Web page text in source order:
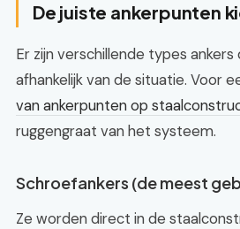
De juiste ankerpunten
Er zijn verschillende types ankers
afhankelijk van de situatie. Voor
van ankerpunten op
ruggengraat van het systeem.
Schroefankers (de meest
Ze worden direct in de